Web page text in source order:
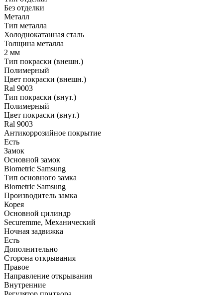
Без отделки
Металл
Тип металла
Холоднокатанная сталь
Толщина металла
2 мм
Тип покраски (внешн.)
Полимерный
Цвет покраски (внешн.)
Ral 9003
Тип покраски (внут.)
Полимерный
Цвет покраски (внут.)
Ral 9003
Антикоррозийное покрытие
Есть
Замок
Основной замок
Biometric Samsung
Тип основного замка
Biometric Samsung
Производитель замка
Корея
Основной цилиндр
Securemme, Механический
Ночная задвижка
Есть
Дополнительно
Сторона открывания
Правое
Направление открывания
Внутренние